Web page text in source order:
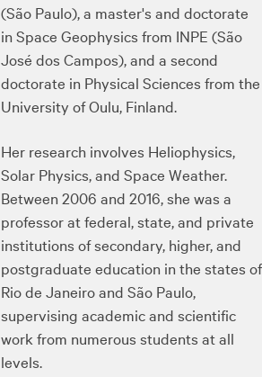
(São Paulo), a master's and doctorate
in Space Geophysics from INPE (São
José dos Campos), and a second
doctorate in Physical Sciences from the
University of Oulu, Finland.
Her research involves Heliophysics,
Solar Physics, and Space Weather.
Between 2006 and 2016, she was a
professor at federal, state, and private
institutions of secondary, higher, and
postgraduate education in the states of
Rio de Janeiro and São Paulo,
supervising academic and scientific
work from numerous students at all
levels.